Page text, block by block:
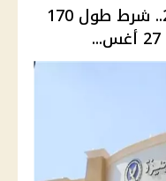
التقديم لكلية الشرطة 2026.. شرط طول 170